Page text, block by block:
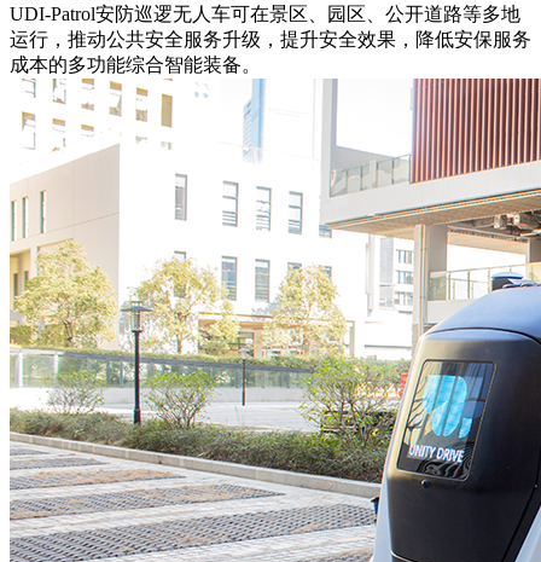
UDI-Patrol安防巡逻无人车可在景区、园区、公开道路等多地
运行，推动公共安全服务升级，提升安全效果，降低安保服务
成本的多功能综合智能装备。